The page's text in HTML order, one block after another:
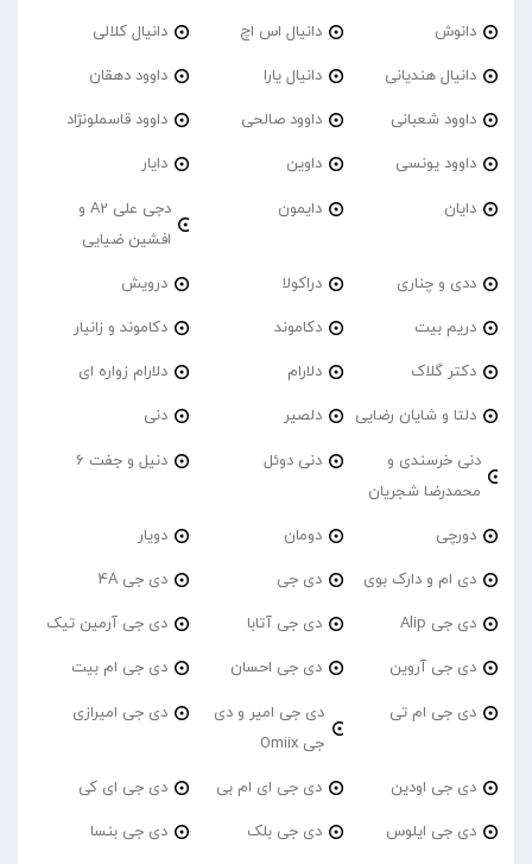
دانوش دانیال اس اچ دانیال کلالی
دانیال هندیانی دانیال یارا داوود دهقان
داوود شعبانی داوود صالحی داوود قاسملونژاد
داوود یونسی داوین دایار
دایان دایمون
دجی علی A2 و
افشین ضیایی
ددی و چناری دراکولا درویش
دریم بیت دکاموند دکاموند و زانیار
دکتر گلاک دلارام دلارام زواره ای
دلتا و شایان رضایی دلصیر دنی
دنی خرسندی و
محمدرضا شجریان
دنی دوئل دنیل و جفت 6
دورچی دومان دویار
دی ام و دارک بوی دی جی دی جی 4A
دی جی Alip دی جی آتابا دی جی آرمین تیک
دی جی آروین دی جی احسان دی جی ام بیت
دی جی ام تی
دی جی امیر و دی
جی Omiix
دی جی امیرازی
دی جی اودین دی جی ای ام بی دی جی ای کی
دی جی ایلوس دی جی بلک دی جی بنسا